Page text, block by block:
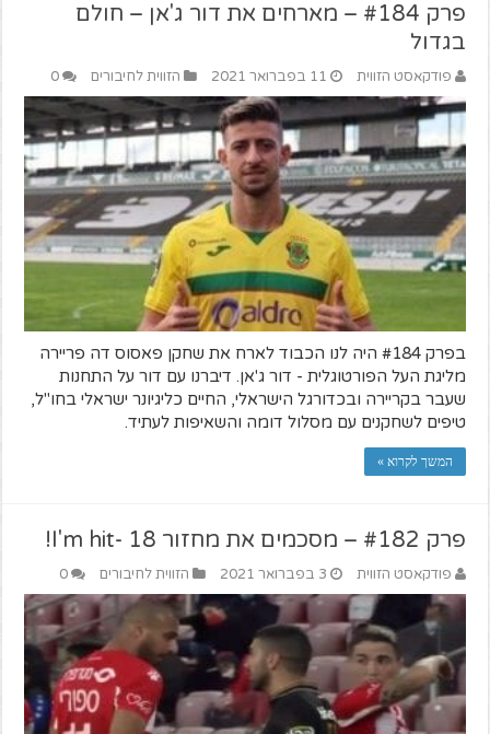
פרק #184 – מארחים את דור ג'אן – חולם
בגדול
פודקאסט הזווית 11 בפברואר 2021 הזווית לחיבורים 0
בפרק #184 היה לנו הכבוד לארח את שחקן פאסוס דה פריירה
מליגת העל הפורטוגלית - דור ג'אן. דיברנו עם דור על התחנות
שעבר בקריירה ובכדורגל הישראלי, החיים כליגיונר ישראלי בחו"ל,
טיפים לשחקנים עם מסלול דומה והשאיפות לעתיד.
המשך לקרוא »
פרק #182 – מסכמים את מחזור 18 -I'm hit!
פודקאסט הזווית 3 בפברואר 2021 הזווית לחיבורים 0